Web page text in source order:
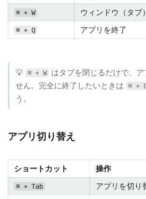
⌘ + W ウィンドウ（タブ
⌘ + Q アプリを終了
💡 ⌘ + W
はタブを閉じるだけで、ア
せん。完全に終了したいときは
⌘ +
う。
アプリ切り替え
ショートカット 操作
⌘ + Tab
アプリを切り